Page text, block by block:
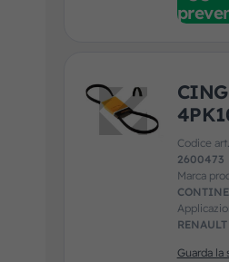
Codice
2600473
Marca
RENAULT
Guarda la